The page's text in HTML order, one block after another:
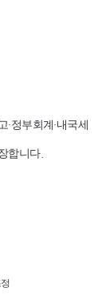
·정부회계·내국세
합니다.